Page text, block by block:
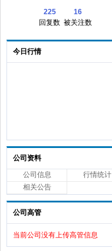
225
回复数
16
被关注数
今日行情
公司资料
公司信息
行情统计
相关公告
公司高管
当前公司没有上传高管信息